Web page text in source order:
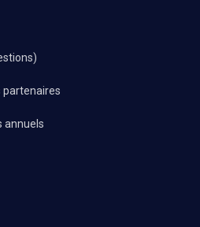
partenaires
annuels